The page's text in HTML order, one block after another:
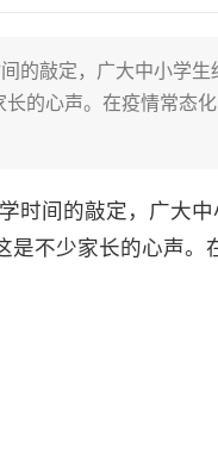
的敲定，广大中小学
长的心声。在疫情常态
间的敲定，广大中
是不少家长的心声